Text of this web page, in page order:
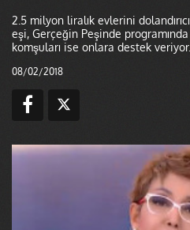
2.5 milyon liralık evlerini
eşi, Gerçeğin Peşinde programında
komşuları ise onlara destek veriyor.
08/02/2018